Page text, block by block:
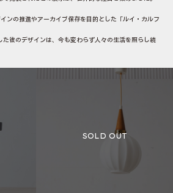
ンの推進やアーカイブ保存を目的とした「ルイ・カルフ
彼のデザインは、今も変わらず人々の生活を照らし続